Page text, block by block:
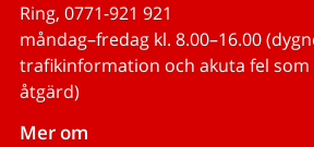
Ring, 0771-921 921
måndag–fredag kl. 8.00–16.00
trafikinformation och akuta fel
åtgärd)
Mer om